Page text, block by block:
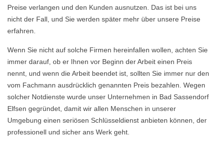
Preise verlangen und den Kunden ausnutzen. Das ist bei uns
nicht der Fall, und Sie werden später mehr über unsere Preise
erfahren.
Wenn Sie nicht auf solche Firmen hereinfallen wollen, achten Sie
immer darauf, ob er Ihnen vor Beginn der Arbeit einen Preis
nennt, und wenn die Arbeit beendet ist, sollten Sie immer nur den
vom Fachmann ausdrücklich genannten Preis bezahlen. Wegen
solcher Notdienste wurde unser Unternehmen in Bad Sassendorf
Elfsen gegründet, damit wir allen Menschen in unserer
Umgebung einen seriösen Schlüsseldienst anbieten können, der
professionell und sicher ans Werk geht.